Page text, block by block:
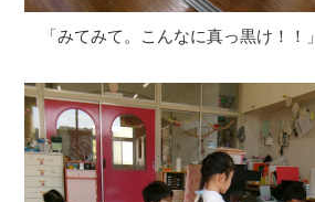
「みてみて。こんなに真っ黒け！！」